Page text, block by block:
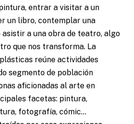
entrar a visitar a un
un libro, contemplar una
a una obra de teatro, algo
que nos transforma. La
reúne actividades
segmento de población
aficionadas al arte en
facetas: pintura,
fotografía, cómic...